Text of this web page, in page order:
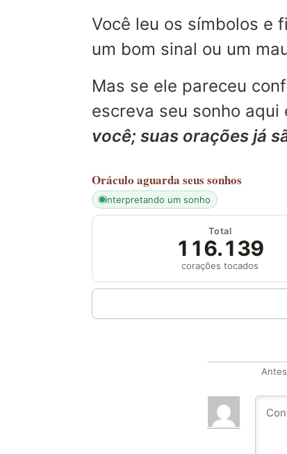
Você leu os símbolos e
um bom sinal ou um
Mas se ele pareceu
escreva seu sonho
você; suas orações já
Oráculo aguarda seus sonhos
interpretando um sonho
Total
116.139
corações tocados